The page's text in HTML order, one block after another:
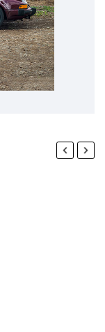
Previous Next